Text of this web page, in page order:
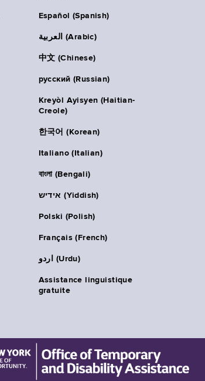
Español (Spanish)
العربية (Arabic)
中文 (Chinese)
русский (Russian)
Kreyòl Ayisyen (Haitian-
Creole)
한국어 (Korean)
Italiano (Italian)
বাংলা (Bengali)
אידיש (Yiddish)
Polski (Polish)
Français (French)
اردو (Urdu)
Assistance linguistique
gratuite